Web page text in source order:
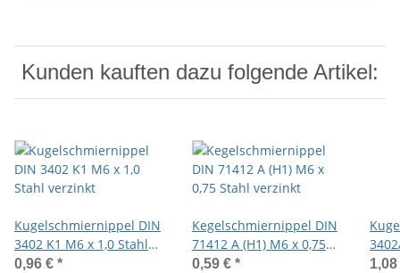
Kunden kauften dazu folgende Artikel:
Kugelschmiernippel DIN
3402 K1 M6 x 1,0 Stahl
verzinkt
0,96 € *
Kegelschmiernippel DIN
71412 A (H1) M6 x 0,75
Stahl verzinkt
0,59 € *